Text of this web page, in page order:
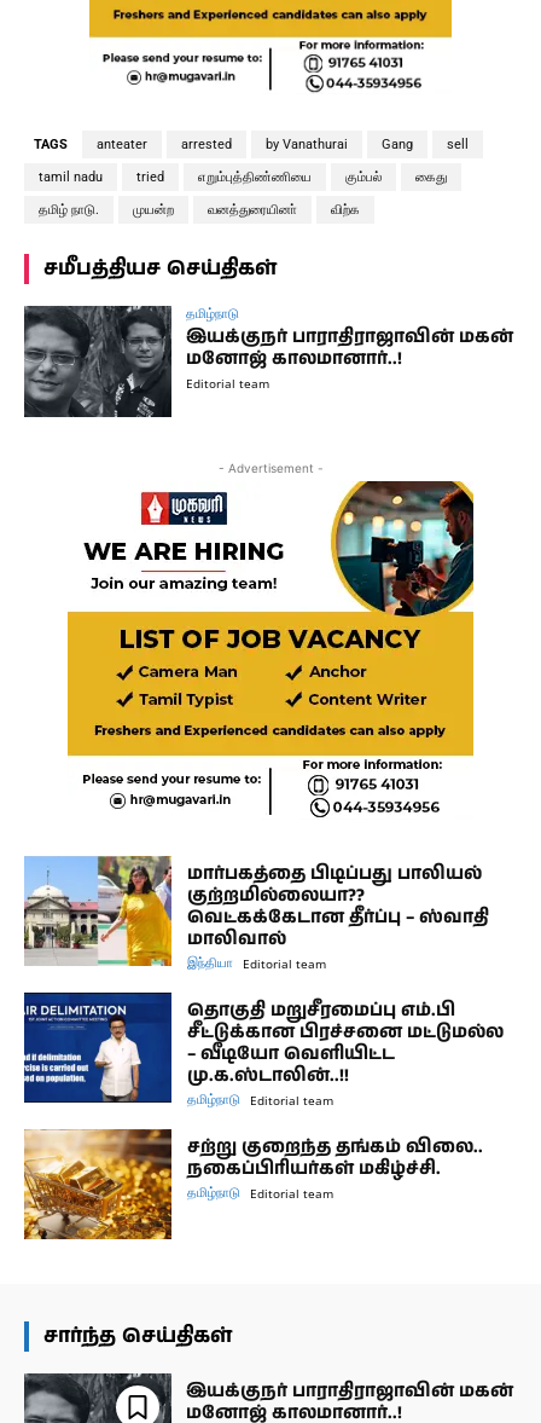
TAGS anteater arrested by Vanathurai Gang sell
tamil nadu tried எறும்புத்திண்ணியை கும்பல் கைது
தமிழ் நாடு. முயன்ற வனத்துரையினா் விற்க
சமீபத்தியச செய்திகள்
தமிழ்நாடு
இயக்குநர் பாராதிராஜாவின் மகன்
மனோஜ் காலமானார்..!
Editorial team
- Advertisement -
மார்பகத்தை பிடிப்பது பாலியல்
குற்றமில்லையா??
வெட்கக்கேடான தீர்ப்பு – ஸ்வாதி
மாலிவால்
இந்தியா Editorial team
தொகுதி மறுசீரமைப்பு எம்.பி
சீட்டுக்கான பிரச்சனை மட்டுமல்ல
– வீடியோ வெளியிட்ட
மு.க.ஸ்டாலின்..!!
தமிழ்நாடு Editorial team
சற்று குறைந்த தங்கம் விலை..
நகைப்பிரியர்கள் மகிழ்ச்சி.
தமிழ்நாடு Editorial team
சார்ந்த செய்திகள்
இயக்குநர் பாராதிராஜாவின் மகன்
மனோஜ் காலமானார்..!